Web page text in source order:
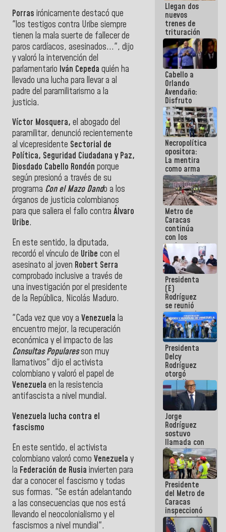
Porras irónicamente destacó que
"los testigos contra Uribe siempre
tienen la mala suerte de fallecer de
paros cardíacos, asesinados...", dijo
y valoró la intervención del
parlamentario Iván Cepeda quién ha
llevado una lucha para llevar a al
padre del paramilitarismo a la
justicia.
Víctor Mosquera, el abogado del
paramilitar, denunció recientemente
al vicepresidente Sectorial de
Política, Seguridad Ciudadana y Paz,
Diosdado Cabello Rondón porque
según presionó a través de su
programa Con el Mazo Dando a los
órganos de justicia colombianos
para que saliera el fallo contra Álvaro
Uribe.
En este sentido, la diputada,
recordó el vínculo de Uribe con el
asesinato al joven Robert Serra
comprobado inclusive a través de
una investigación por el presidente
de la República, Nicolás Maduro.
"Cada vez que voy a Venezuela la
encuentro mejor, la recuperación
económica y el impacto de las
Consultas Popularesson muy
llamativos" dijo el activista
colombiano y valoró el papel de
Venezuela en la resistencia
antifascista a nivel mundial.
Venezuela lucha contra el
fascismo
En este sentido, el activista
colombiano valoró como Venezuela y
la Federación de Rusia invierten para
dar a conocer el fascismo y todas
sus formas. "Se están adelantando
a las consecuencias que nos está
llevando el neocolonialismo y el
fascismos a nivel mundial".
Llegan dos
nuevos
trenes de
trituración
para
optimizar
manejo de
escombros
en La Guaira
Cabello a
Orlando
Avendaño:
Disfruto
cada vez
que escribes
porque lo
que haces
es
embarrarla
Necropolítica
opositora:
La mentira
como arma
contra el
Pueblo
Metro de
Caracas
continúa
con los
trabajos de
mantenimiento
e inspección
en la Línea 2
Presidenta
(E)
Rodríguez
se reunió
con Estado
Mayor
Eléctrico
para
abordar
planes de
acción
Presidenta
Delcy
Rodríguez
otorgó
medalla
"Héroe de
Venezuela"
a servidores
públicos
Jorge
Rodríguez
sostuvo
llamada con
Dinorah
Figuera y
acuerdan
primer
encuentro
presencial
para el
diálogo
Presidente
del Metro de
Caracas
inspeccionó
trabajos de
rehabilitación